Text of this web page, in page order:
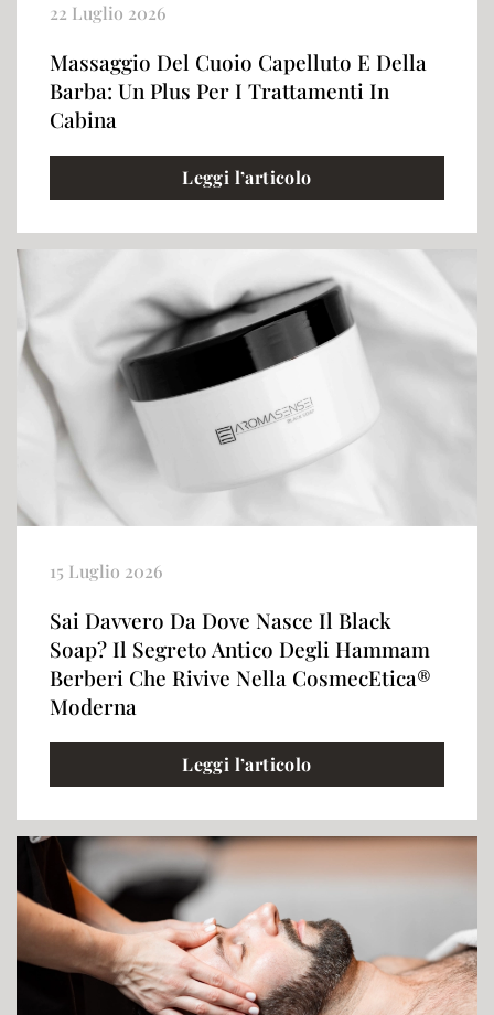
22 Luglio 2026
Massaggio Del Cuoio Capelluto E Della
Barba: Un Plus Per I Trattamenti In
Cabina
Leggi l’articolo
15 Luglio 2026
Sai Davvero Da Dove Nasce Il Black
Soap? Il Segreto Antico Degli Hammam
Berberi Che Rivive Nella CosmecEtica®
Moderna
Leggi l’articolo